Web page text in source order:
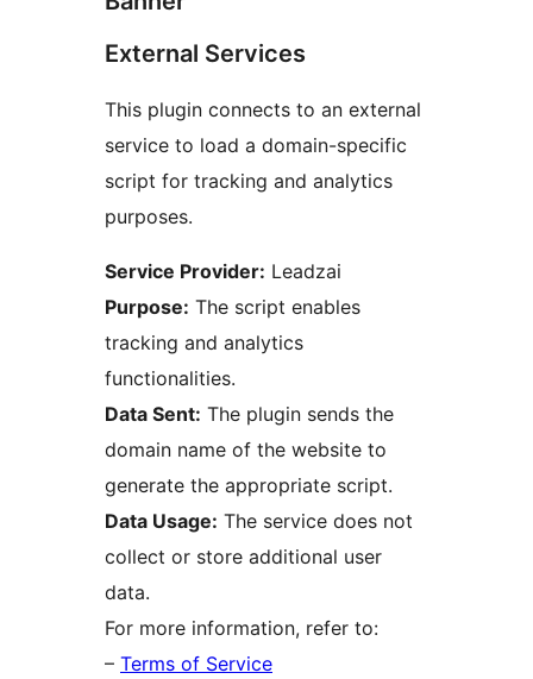
External Services
This plugin connects to an external
service to load a domain-specific
script for tracking and analytics
purposes.
Service Provider: Leadzai
Purpose: The script enables
tracking and analytics
functionalities.
Data Sent: The plugin sends the
domain name of the website to
generate the appropriate script.
Data Usage: The service does not
collect or store additional user
data.
For more information, refer to:
– Terms of Service